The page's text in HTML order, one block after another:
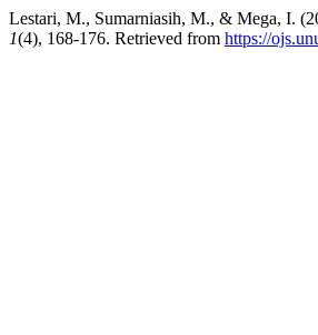
Lestari, M., Sumarniasih, M., & Mega, I.
1(4), 168-176. Retrieved from https://